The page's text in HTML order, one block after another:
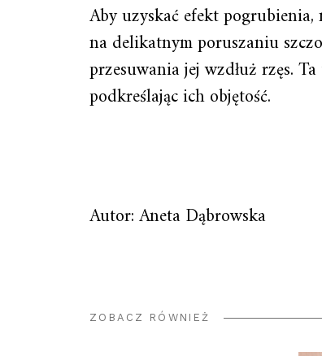
Aby uzyskać efekt pogrubienia,
na delikatnym poruszaniu
przesuwania jej wzdłuż rzęs.
podkreślając ich objętość.
Autor: Aneta Dąbrowska
ZOBACZ RÓWNIEŻ